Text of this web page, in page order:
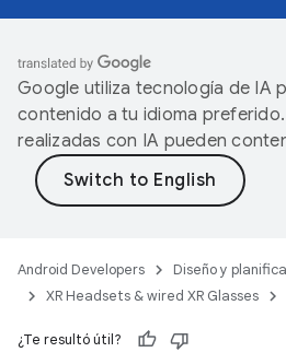
Google utiliza tecnología de IA
contenido a tu idioma
realizadas con IA pueden
Android Developers Diseño y
XR Headsets & wired XR Glasses
¿Te resultó útil?